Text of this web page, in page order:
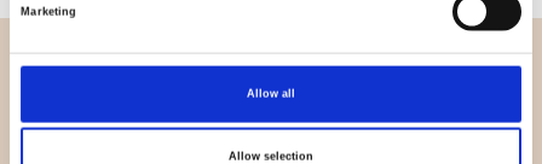
Marketing
Allow all
Allow selection
OVERSIGT